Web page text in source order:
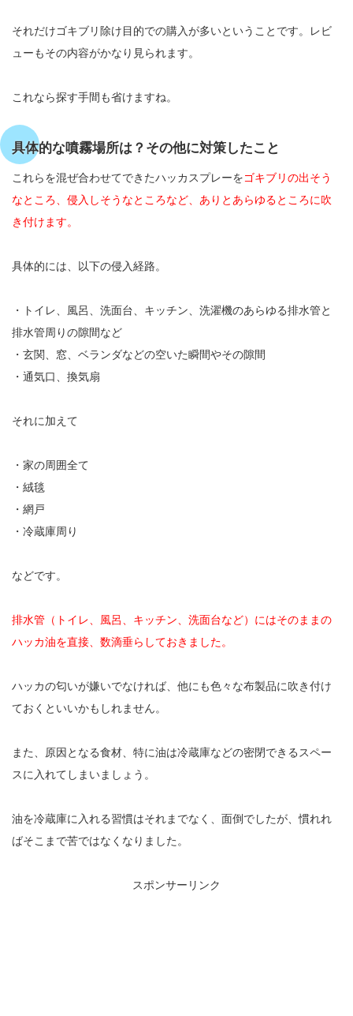
それだけゴキブリ除け目的での購入が多いということです。レビ
ューもその内容がかなり見られます。
これなら探す手間も省けますね。
具体的な噴霧場所は？その他に対策したこと
これらを混ぜ合わせてできたハッカスプレーをゴキブリの出そう
なところ、侵入しそうなところなど、ありとあらゆるところに吹
き付けます。
具体的には、以下の侵入経路。
・トイレ、風呂、洗面台、キッチン、洗濯機のあらゆる排水管と
排水管周りの隙間など
・玄関、窓、ベランダなどの空いた瞬間やその隙間
・通気口、換気扇
それに加えて
・家の周囲全て
・絨毯
・網戸
・冷蔵庫周り
などです。
排水管（トイレ、風呂、キッチン、洗面台など）にはそのままの
ハッカ油を直接、数滴垂らしておきました。
ハッカの匂いが嫌いでなければ、他にも色々な布製品に吹き付け
ておくといいかもしれません。
また、原因となる食材、特に油は冷蔵庫などの密閉できるスペー
スに入れてしまいましょう。
油を冷蔵庫に入れる習慣はそれまでなく、面倒でしたが、慣れれ
ばそこまで苦ではなくなりました。
スポンサーリンク